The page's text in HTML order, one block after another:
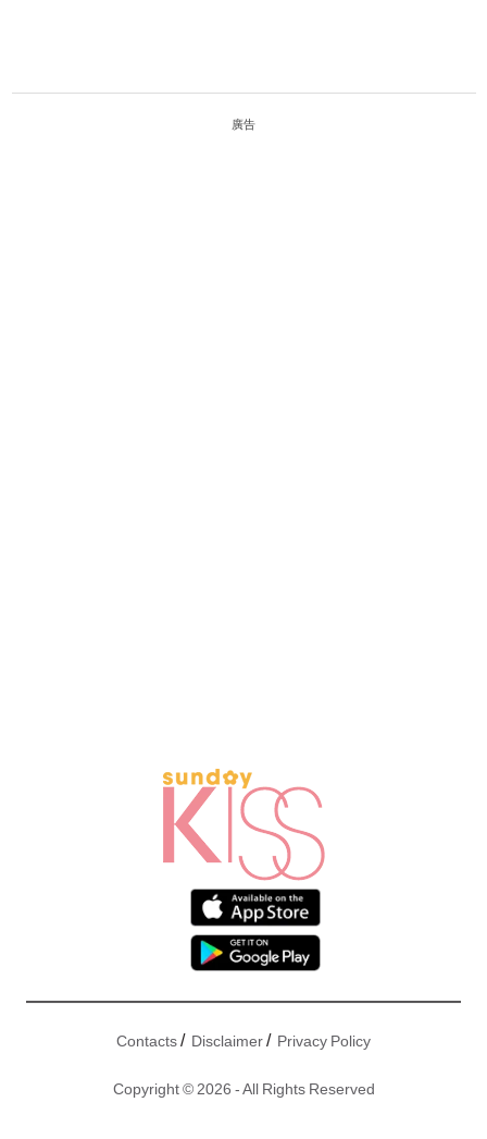
廣告
Contacts/ Disclaimer/ Privacy Policy
Copyright © 2026 - All Rights Reserved